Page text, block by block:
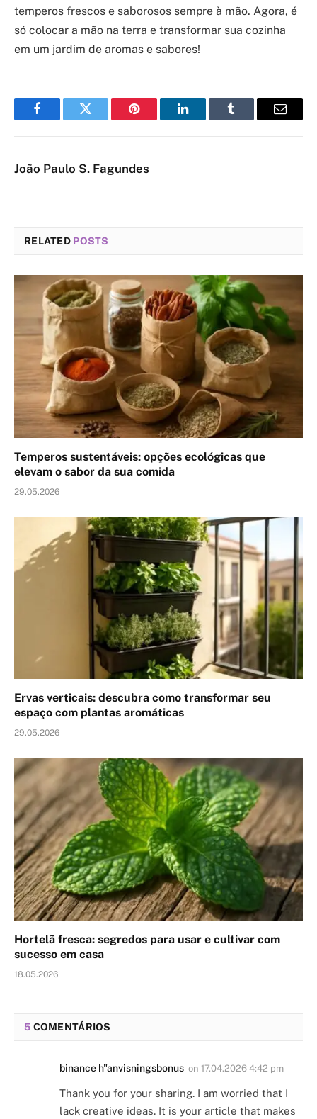
temperos frescos e saborosos sempre à mão. Agora, é
só colocar a mão na terra e transformar sua cozinha
em um jardim de aromas e sabores!
FacebookTwitter Pinterest LinkedInTumblr Email
João Paulo S. Fagundes
RELATED POSTS
Temperos sustentáveis: opções ecológicas que
elevam o sabor da sua comida
29.05.2026
Ervas verticais: descubra como transformar seu
espaço com plantas aromáticas
29.05.2026
Hortelã fresca: segredos para usar e cultivar com
sucesso em casa
18.05.2026
5 COMENTÁRIOS
binance h"anvisningsbonus on 17.04.2026 4:42 pm
Thank you for your sharing. I am worried that I
lack creative ideas. It is your article that makes